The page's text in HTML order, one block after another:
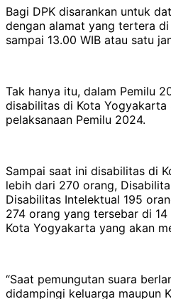
Bagi DPK disarankan untuk
dengan alamat yang tertera
sampai 13.00 WIB atau satu
Tak hanya itu, dalam Pemilu
disabilitas di Kota
pelaksanaan Pemilu 2024.
Sampai saat ini disabilitas di
lebih dari 270 orang,
Disabilitas Intelektual 195
274 orang yang tersebar di
Kota Yogyakarta yang akan
“Saat pemungutan suara
didampingi keluarga maupun